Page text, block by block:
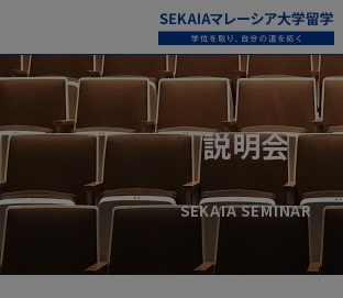
説明会
SEKAIA SEMINAR